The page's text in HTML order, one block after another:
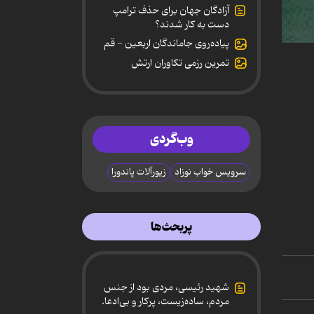
0
آزادگان جهان برای حذف ترامپ
دست به کار شدند؟
پیاده‌روی جاماندگان اربعین - قم
تمرین رزمی تکاوران ارتش
وب‌گردی
سرویس خواب نوزاد زیورآلات پاندورا
پربحث‌ها
شهید رئیسی، مردی بود از جنس
مردم، ساده‌زیست، پرکار و بی‌ادعا.